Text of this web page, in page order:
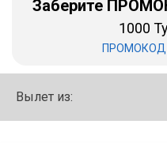
Заберите
1000
ПРОМОКОД
Вылет из:
Хайнань
Северный Гоа